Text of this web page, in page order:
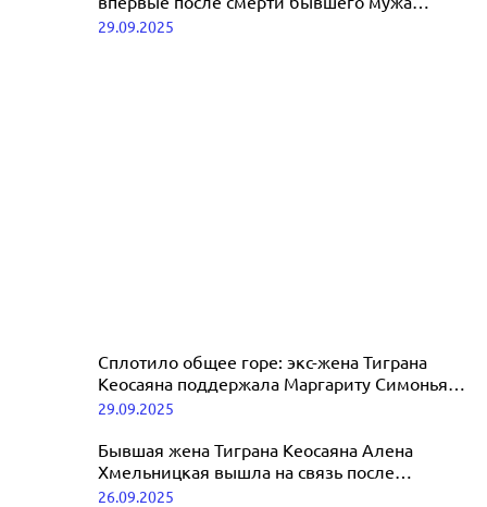
Тиграна Кеосаяна вышла на сцену
29.09.2025
Сплотило общее горе: экс-жена Тиграна
Кеосаяна поддержала Маргариту Симоньян
на церемонии прощания
29.09.2025
Бывшая жена Тиграна Кеосаяна Алена
Хмельницкая вышла на связь после
новостей о его смерти
26.09.2025